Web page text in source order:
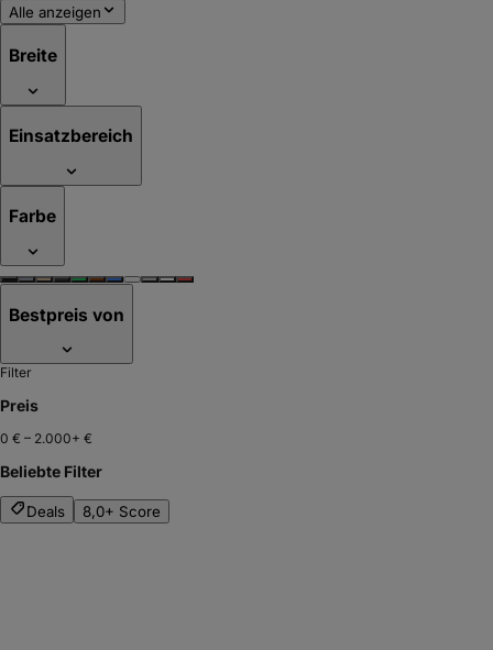
Alle anzeigen
Breite
Einsatzbereich
Farbe
Bestpreis von
Filter
Preis
0 € – 2.000+ €
Beliebte Filter
Deals 8,0+ Score